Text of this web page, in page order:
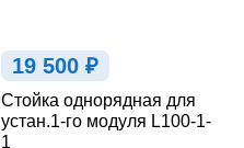
19 500 ₽
Стойка однорядная для
устан.1-го модуля L100-1-
1